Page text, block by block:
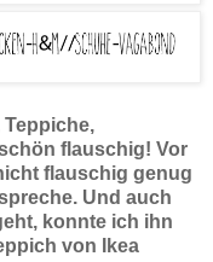
flauschig! Vor
flauschig genug
Und auch
konnte ich ihn
von Ikea